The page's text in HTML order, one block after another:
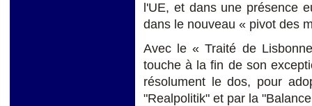
l'UE, et dans une présence
dans le nouveau « pivot des
Avec le « Traité de
touche à la fin de son
résolument le dos, pour
"Realpolitik" et par la